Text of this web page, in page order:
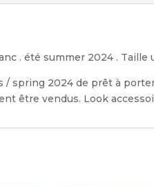
. été summer 2024 . Taille
spring 2024 de prêt à
être vendus. Look